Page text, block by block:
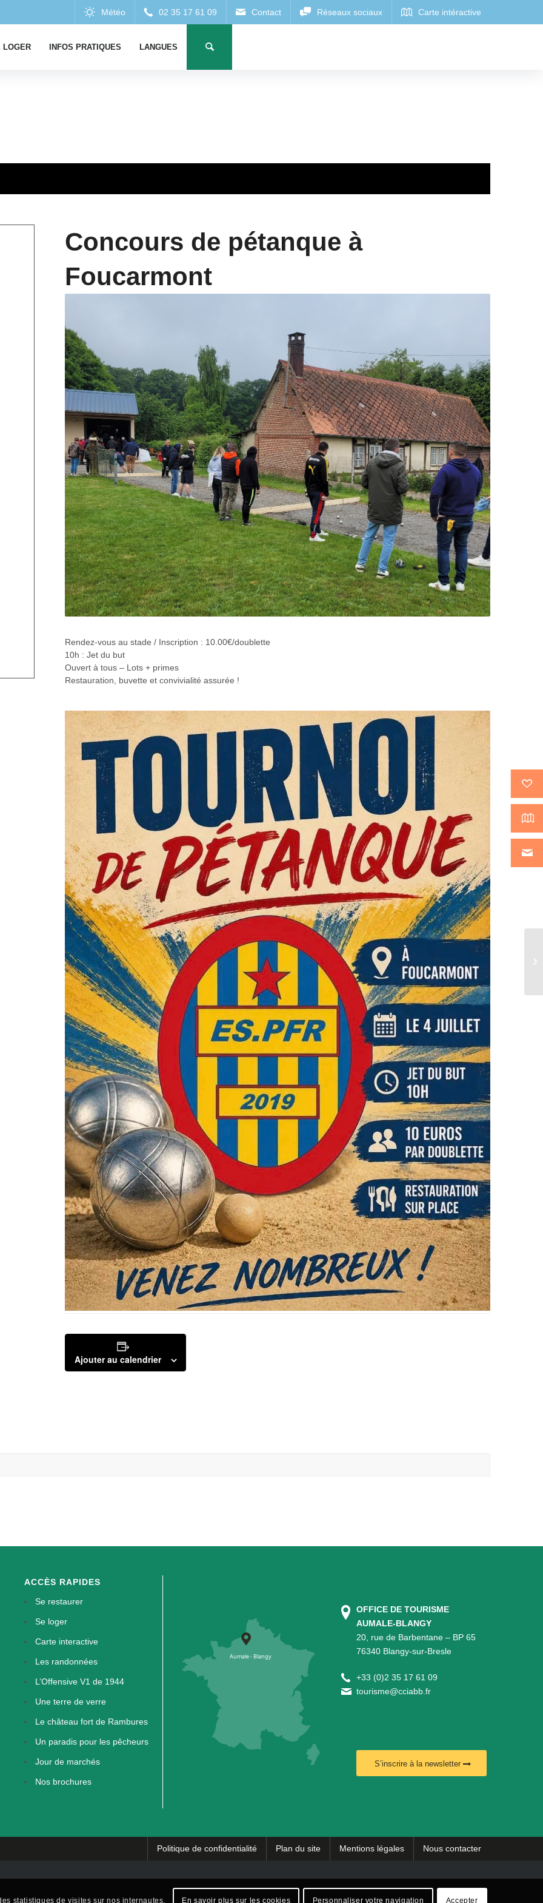
LOGER INFOS PRATIQUES LANGUES
Concours de pétanque à
Foucarmont
Rendez-vous au stade / Inscription : 10.00€/doublette
10h : Jet du but
Ouvert à tous – Lots + primes
Restauration, buvette et convivialité assurée !
Ajouter au calendrier
ACCÈS RAPIDES
Se restaurer
Se loger
Carte interactive
Les randonnées
L’Offensive V1 de 1944
Une terre de verre
Le château fort de Rambures
Un paradis pour les pêcheurs
Jour de marchés
Nos brochures
OFFICE DE TOURISME
AUMALE-BLANGY
20, rue de Barbentane – BP 65
76340 Blangy-sur-Bresle
+33 (0)2 35 17 61 09
tourisme@cciabb.fr
S’inscrire à la newsletter
Politique de confidentialité Plan du site Mentions légales Nous contacter
statistiques de visites sur nos internautes. En savoir plus sur les cookies Personnaliser votre navigation Accepter